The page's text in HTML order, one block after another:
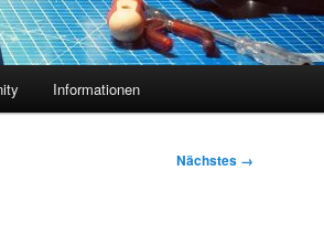
Informationen
Nächstes →